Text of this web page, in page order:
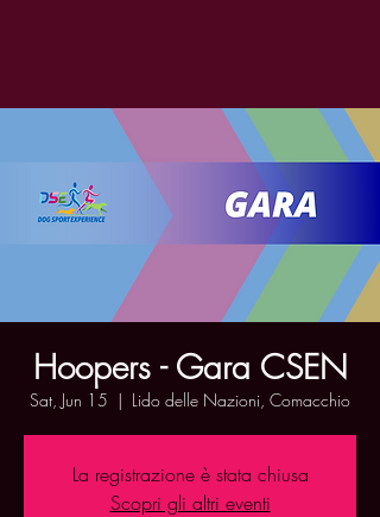
Hoopers - Gara CSEN
Sat, Jun 15
  |
Lido delle Nazioni, Comacchio
La registrazione è stata chiusa
Scopri gli altri eventi